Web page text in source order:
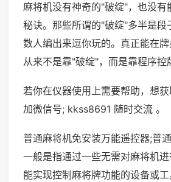
麻将机没有神奇的"破绽"，也没有
秘诀。那些所谓的"破绽"多半是段
数人编出来逗你玩的。真正能在
从来不是靠"破绽"，而是靠程序控
若你在仪器使用上需要帮助，想
加微信号; kkss8691 随时交流 。
普通麻将机免安装万能遥控器;普
一般是指通过一些无需对麻将机
能实现控制麻将牌功能的设备或工